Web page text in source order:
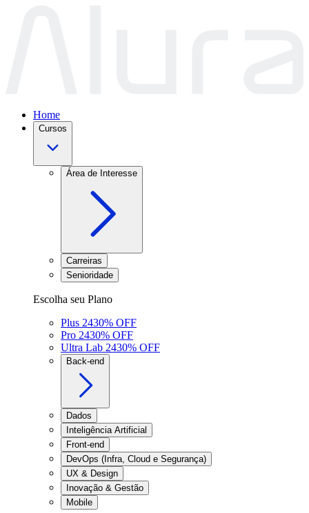
Home
Cursos
Área de Interesse
Carreiras
Senioridade
Escolha seu Plano
Plus 2430% OFF
Pro 2430% OFF
Ultra Lab 2430% OFF
Back-end
Dados
Inteligência Artificial
Front-end
DevOps (Infra, Cloud e Segurança)
UX & Design
Inovação & Gestão
Mobile